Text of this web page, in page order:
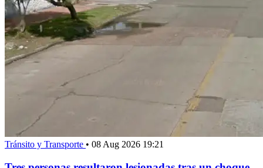
Tránsito y Transporte • 08 Aug 2026 19:21